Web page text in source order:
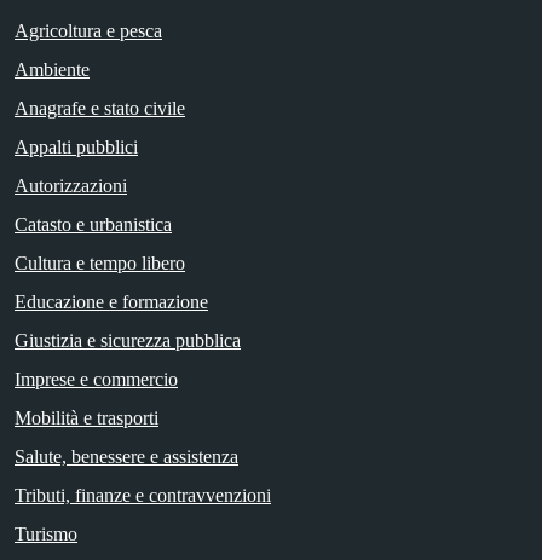
Agricoltura e pesca
Ambiente
Anagrafe e stato civile
Appalti pubblici
Autorizzazioni
Catasto e urbanistica
Cultura e tempo libero
Educazione e formazione
Giustizia e sicurezza pubblica
Imprese e commercio
Mobilità e trasporti
Salute, benessere e assistenza
Tributi, finanze e contravvenzioni
Turismo